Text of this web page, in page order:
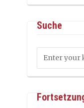
Suche